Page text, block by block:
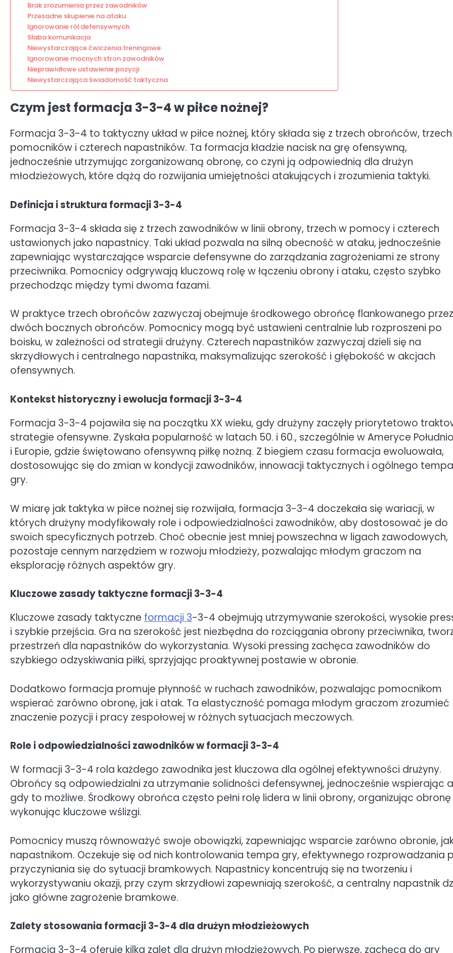
Brak zrozumienia przez zawodników
Przesadne skupienie na ataku
Ignorowanie ról defensywnych
Słaba komunikacja
Niewystarczające ćwiczenia treningowe
Ignorowanie mocnych stron zawodników
Nieprawidłowe ustawienie pozycji
Niewystarczająca świadomość taktyczna
Czym jest formacja 3-3-4 w piłce nożnej?
Formacja 3-3-4 to taktyczny układ w piłce nożnej, który składa się z trzech obrońców, trzech
pomocników i czterech napastników. Ta formacja kładzie nacisk na grę ofensywną,
jednocześnie utrzymując zorganizowaną obronę, co czyni ją odpowiednią dla drużyn
młodzieżowych, które dążą do rozwijania umiejętności atakujących i zrozumienia taktyki.
Definicja i struktura formacji 3-3-4
Formacja 3-3-4 składa się z trzech zawodników w linii obrony, trzech w pomocy i czterech
ustawionych jako napastnicy. Taki układ pozwala na silną obecność w ataku, jednocześnie
zapewniając wystarczające wsparcie defensywne do zarządzania zagrożeniami ze strony
przeciwnika. Pomocnicy odgrywają kluczową rolę w łączeniu obrony i ataku, często szybko
przechodząc między tymi dwoma fazami.
W praktyce trzech obrońców zazwyczaj obejmuje środkowego obrońcę flankowanego przez
dwóch bocznych obrońców. Pomocnicy mogą być ustawieni centralnie lub rozproszeni po
boisku, w zależności od strategii drużyny. Czterech napastników zazwyczaj dzieli się na
skrzydłowych i centralnego napastnika, maksymalizując szerokość i głębokość w akcjach
ofensywnych.
Kontekst historyczny i ewolucja formacji 3-3-4
Formacja 3-3-4 pojawiła się na początku XX wieku, gdy drużyny zaczęły priorytetowo
strategie ofensywne. Zyskała popularność w latach 50. i 60., szczególnie w Ameryce
i Europie, gdzie świętowano ofensywną piłkę nożną. Z biegiem czasu formacja ewoluowała,
dostosowując się do zmian w kondycji zawodników, innowacji taktycznych i ogólnego tempa
gry.
W miarę jak taktyka w piłce nożnej się rozwijała, formacja 3-3-4 doczekała się wariacji, w
których drużyny modyfikowały role i odpowiedzialności zawodników, aby dostosować je do
swoich specyficznych potrzeb. Choć obecnie jest mniej powszechna w ligach zawodowych,
pozostaje cennym narzędziem w rozwoju młodzieży, pozwalając młodym graczom na
eksplorację różnych aspektów gry.
Kluczowe zasady taktyczne formacji 3-3-4
Kluczowe zasady taktyczne formacji 3-3-4 obejmują utrzymywanie szerokości, wysokie
i szybkie przejścia. Gra na szerokość jest niezbędna do rozciągania obrony przeciwnika,
przestrzeń dla napastników do wykorzystania. Wysoki pressing zachęca zawodników do
szybkiego odzyskiwania piłki, sprzyjając proaktywnej postawie w obronie.
Dodatkowo formacja promuje płynność w ruchach zawodników, pozwalając pomocnikom
wspierać zarówno obronę, jak i atak. Ta elastyczność pomaga młodym graczom zrozumieć
znaczenie pozycji i pracy zespołowej w różnych sytuacjach meczowych.
Role i odpowiedzialności zawodników w formacji 3-3-4
W formacji 3-3-4 rola każdego zawodnika jest kluczowa dla ogólnej efektywności drużyny.
Obrońcy są odpowiedzialni za utrzymanie solidności defensywnej, jednocześnie wspierając
gdy to możliwe. Środkowy obrońca często pełni rolę lidera w linii obrony, organizując obronę
wykonując kluczowe wślizgi.
Pomocnicy muszą równoważyć swoje obowiązki, zapewniając wsparcie zarówno obronie,
napastnikom. Oczekuje się od nich kontrolowania tempa gry, efektywnego rozprowadzania
przyczyniania się do sytuacji bramkowych. Napastnicy koncentrują się na tworzeniu i
wykorzystywaniu okazji, przy czym skrzydłowi zapewniają szerokość, a centralny napastnik
jako główne zagrożenie bramkowe.
Zalety stosowania formacji 3-3-4 dla drużyn młodzieżowych
Formacja 3-3-4 oferuje kilka zalet dla drużyn młodzieżowych. Po pierwsze, zachęca do gry